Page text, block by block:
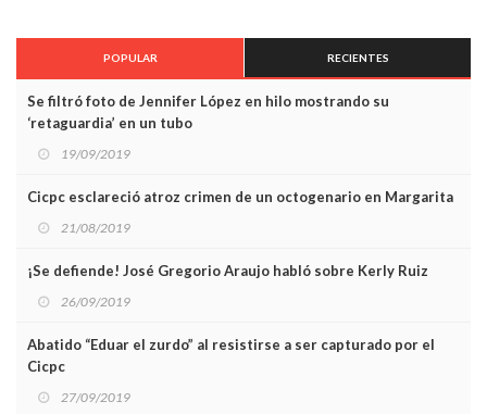
POPULAR RECIENTES
Se filtró foto de Jennifer López en hilo mostrando su
‘retaguardia’ en un tubo
19/09/2019
Cicpc esclareció atroz crimen de un octogenario en Margarita
21/08/2019
¡Se defiende! José Gregorio Araujo habló sobre Kerly Ruiz
26/09/2019
Abatido “Eduar el zurdo” al resistirse a ser capturado por el
Cicpc
27/09/2019